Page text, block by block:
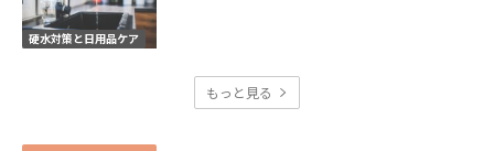
硬水対策と日用品ケア
もっと見る